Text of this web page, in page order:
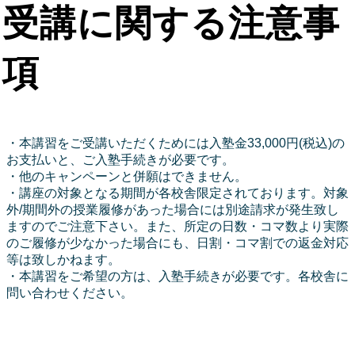
受講に関する注意事
項
・本講習をご受講いただくためには入塾金33,000円(税込)の
お支払いと、ご入塾手続きが必要です。
・他のキャンペーンと併願はできません。
・講座の対象となる期間が各校舎限定されております。対象
外/期間外の授業履修があった場合には別途請求が発生致し
ますのでご注意下さい。また、所定の日数・コマ数より実際
のご履修が少なかった場合にも、日割・コマ割での返金対応
等は致しかねます。
・本講習をご希望の方は、入塾手続きが必要です。各校舎に
問い合わせください。